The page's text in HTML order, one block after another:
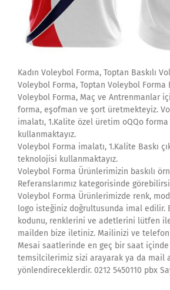
Kadın Voleybol Forma, Toptan Baskılı
Voleybol Forma, Toptan Voleybol Forma
Voleybol Forma, Maç ve Antrenmanlar
forma, eşofman ve şort üretmekteyiz.
imalatı, 1.Kalite özel üretim oQQo forma
kullanmaktayız.
Voleybol Forma imalatı, 1.Kalite Baskı
teknolojisi kullanmaktayız.
Voleybol Forma Ürünlerimizin baskılı
Referanslarımız kategorisinde
Voleybol Forma Ürünlerimizde renk,
logo isteğiniz doğrultusunda imal edilir.
kodunu, renklerini ve adetlerini lütfen
mailden bize iletiniz. Mailinizi ve telefon
Mesai saatlerinde en geç bir saat
temsilcilerimiz sizi arayarak ya da mail
yönlendireceklerdir. 0212 5450110 pbx